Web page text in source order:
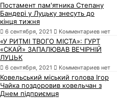
Постамент пам'ятника Степану
Бандері у Луцьку знесуть до
кінця тижня
6 сентября, 2021 Комментариев нет
«У РИТМІ ТВОГО МІСТА»: ГУРТ
«СКАЙ» ЗАПАЛЮВАВ ВЕЧІРНІЙ
ЛУЦЬК
6 сентября, 2021 Комментариев нет
Ковельський міський голова Ігор
Чайка поздоровив ковельчан з
Днем підприємця